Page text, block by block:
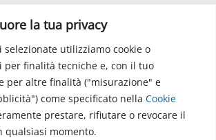
la tua privacy
selezionate utilizziamo cookie o
per finalità tecniche e, con il tuo
per altre finalità ("misurazione" e
come specificato nella Cookie
prestare, rifiutare o revocare il
qualsiasi momento.